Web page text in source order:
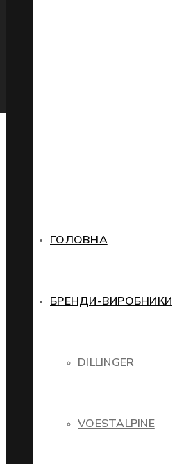
ГОЛОВНА
БРЕНДИ-ВИРОБНИКИ
DILLINGER
VOESTALPINE